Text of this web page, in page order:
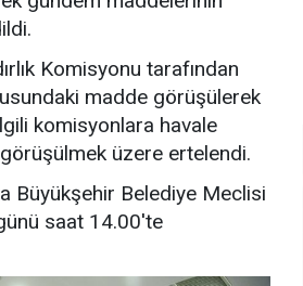
Komisyonu tarafından
madde görüşülerek
komisyonlara havale
üzere ertelendi.
Büyükşehir Belediye Meclisi
saat 14.00'te